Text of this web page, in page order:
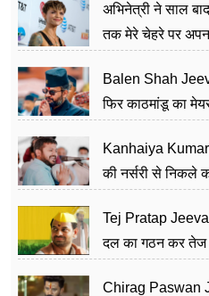
अभिनेत्री ने साल
तक मेरे चेहरे पर
Balen Shah
फिर काठमांडू का
Kanhaiya
की नर्सरी से निकले
Tej Pratap
दल का गठन कर तेज
Chirag Paswan